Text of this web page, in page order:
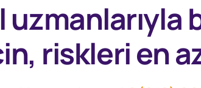
uzmanlarıyla
riskleri en